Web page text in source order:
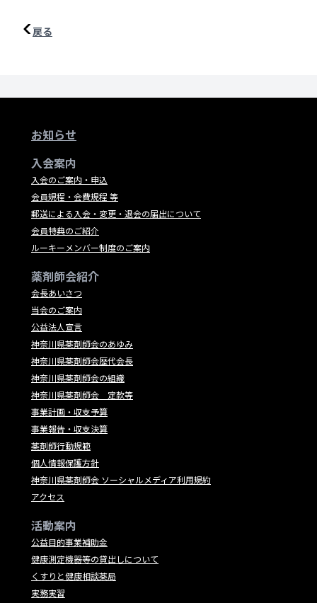
戻る
お知らせ
入会案内
入会のご案内・申込
会員規程・会費規程 等
郵送による入会・変更・退会の届出について
会員特典のご紹介
ルーキーメンバー制度のご案内
薬剤師会紹介
会長あいさつ
当会のご案内
公益法人宣言
神奈川県薬剤師会のあゆみ
神奈川県薬剤師会歴代会長
神奈川県薬剤師会の組織
神奈川県薬剤師会 定款等
事業計画・収支予算
事業報告・収支決算
薬剤師行動規範
個人情報保護方針
神奈川県薬剤師会 ソーシャルメディア利用規約
アクセス
活動案内
公益目的事業補助金
健康測定機器等の貸出しについて
くすりと健康相談薬局
実務実習